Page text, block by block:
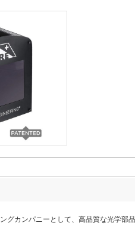
グカンパニーとして、高品質な光学部